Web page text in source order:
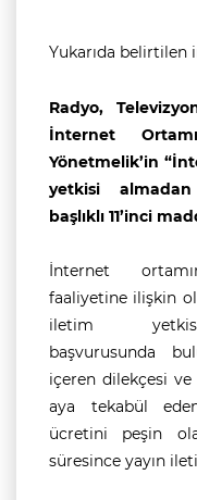
Yukarıda belirtilen
Radyo,
İnternet
Yönetmelik’in
yetkisi
başlıklı 11’inci
İnternet
faaliyetine ilişkin
iletim yetkisi
başvurusunda
içeren dilekçesi
aya tekabül
ücretini peşin
süresince yayın